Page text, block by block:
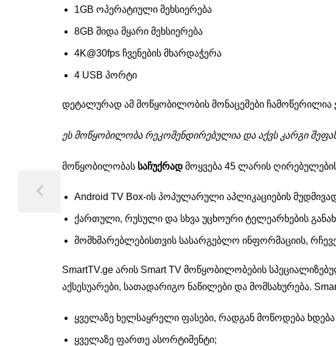
1GB ოპერატიული მეხსიერება
8GB შიდა მყარი მეხსიერება
4K@30fps ჩვენების მხარდაჭერა
4 USB პორტი
დეტალურად ამ მოწყობილობის მონაცემები ჩამოწერილია
ეს მოწყობილობა რეკომენდირებულია და აქვს კარგი
მოწყობილობას საჩუქრად მოყვება 45 ლარის
Android TV Box-ის პოპულარული აპლიკაციების
ქართული, რუსული და სხვა უცხოური ტელეარხების
მომხმარებლებისთვის სასარგებლო ინფორმაციის,
SmartTV.ge არის Smart TV მოწყობილობების
აქსესუარები, სათადარიგო ნაწილები და მომსახურება.
ყველაზე ხელსაყრელი ფასები, რადგან მოწოდება
ყველაზე ფართე ასორტიმენტი;